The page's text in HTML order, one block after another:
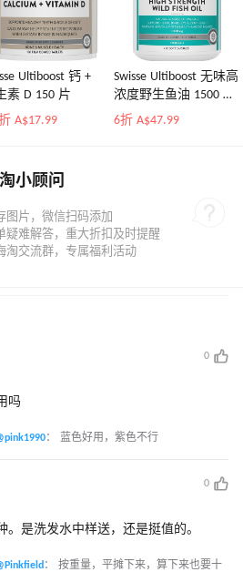
Ultiboost 钙 +
素 D 150 片
A$17.99
Swisse Ultiboost 无味高
浓度野生鱼油 1500 毫
克 400 粒胶囊
6折 A$47.99
小顾问
0
吗
： 蓝色好用，紫色不行
0
。是洗发水中样送，还是挺值的。
： 按重量，平摊下来，算下来也要十